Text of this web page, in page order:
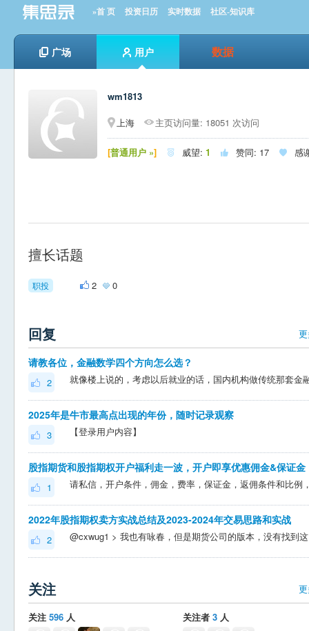
»首 页 投资日历 实时数据 社区-知识库
广场 用户 数据
wm1813
上海
主页访问量: 18051 次访问
[普通用户 »]  威望: 1  赞同: 17  感
擅长话题
职投 2 0
回复
请教各位，金融数学四个方向怎么选？
2
2025年是牛市最高点出现的年份，随时记录观察
3 【登录用户内容】
股指期货和股指期权开户福利走一波，开户即享优惠佣金&保证金
1
2022年股指期权卖方实战总结及2023-2024年交易思路和实战
2
关注
关注 596 人 关注者 3 人